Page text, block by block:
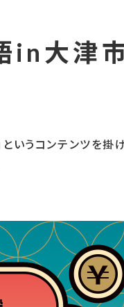
in大津
いうコンテンツを掛